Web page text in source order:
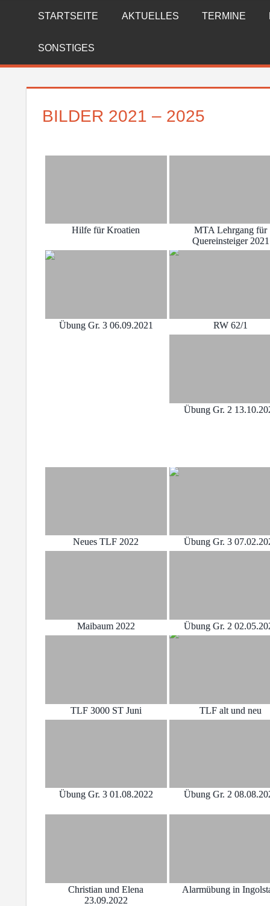
FREIWILLIGE
FEUERWEHR
REICHENBERG
STARTSEITE AKTUELLES TERMINE
SONSTIGES
BILDER 2021 – 2025
Hilfe für Kroatien
MTA Lehrgang für
Quereinsteiger 2021
Übung Gr. 3 06.09.2021 RW 62/1
Übung Gr. 2
Neues TLF 2022 Übung Gr. 3
Maibaum 2022 Übung Gr. 2
TLF 3000 ST Juni TLF alt und neu
Übung Gr. 3 01.08.2022 Übung Gr. 2
Christian und Elena
23.09.2022
Alarmübung in